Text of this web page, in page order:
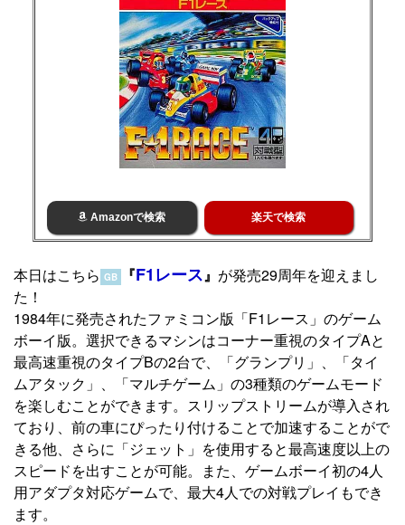
Amazonで検索 楽天で検索
本日はこちら GB 『F1レース 』 が発売29周年を迎えまし
た！
1984年に発売されたファミコン版「F1レース」のゲーム
ボーイ版。選択できるマシンはコーナー重視のタイプAと
最高速重視のタイプBの2台で、「グランプリ」、「タイ
ムアタック」、「マルチゲーム」の3種類のゲームモード
を楽しむことができます。スリップストリームが導入され
ており、前の車にぴったり付けることで加速することがで
きる他、さらに「ジェット」を使用すると最高速度以上の
スピードを出すことが可能。また、ゲームボーイ初の4人
用アダプタ対応ゲームで、最大4人での対戦プレイもでき
ます。